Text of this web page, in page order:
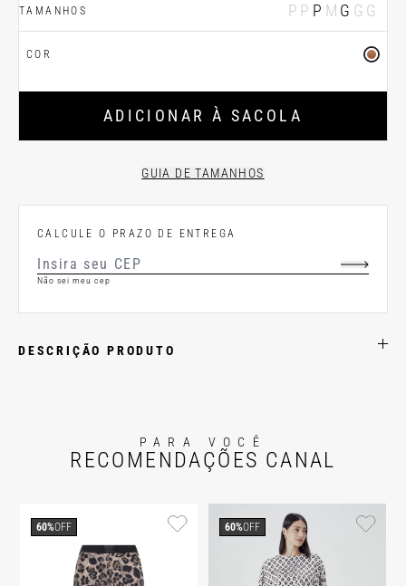
TAMANHOS PP P M G GG
COR
ADICIONAR À SACOLA
GUIA DE TAMANHOS
CALCULE O PRAZO DE ENTREGA
Não sei meu cep
DESCRIÇÃO PRODUTO
PARA VOCÊ
RECOMENDAÇÕES CANAL
60%OFF 60%OFF